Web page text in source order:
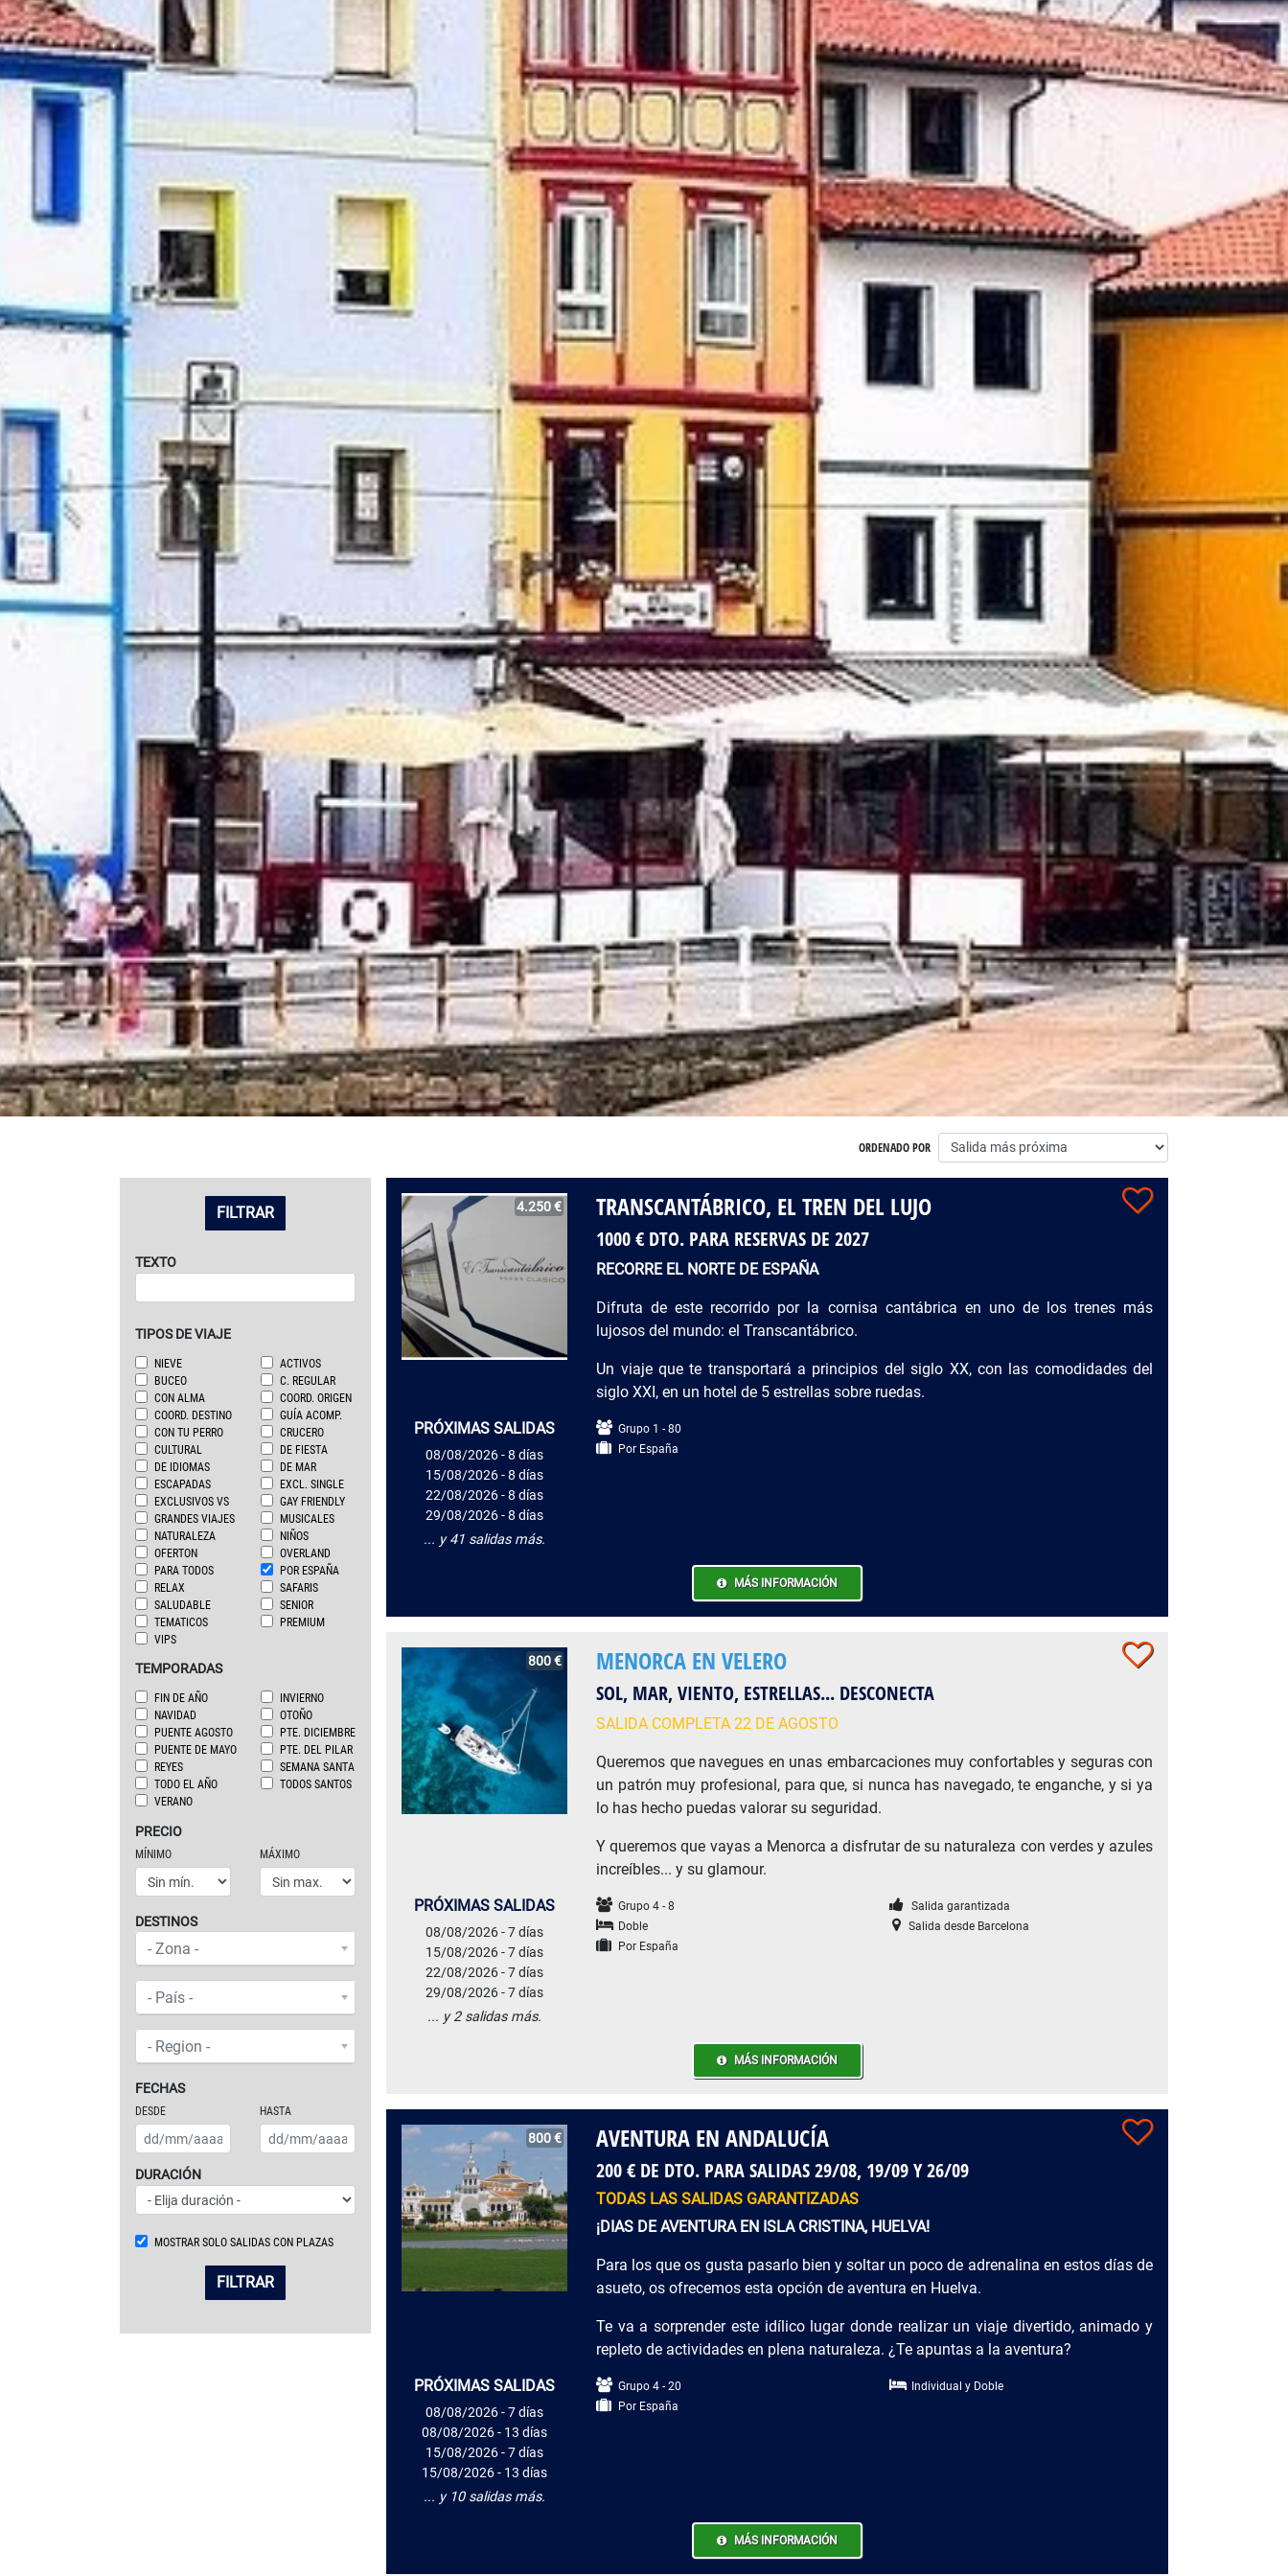
LISTADO DE VIAJES
ORDENADO POR
FILTRAR
TEXTO
TIPOS DE VIAJE
NIEVE
ACTIVOS
BUCEO
C. REGULAR
CON ALMA
COORD. ORIGEN
COORD. DESTINO
GUÍA ACOMP.
CON TU PERRO
CRUCERO
CULTURAL
DE FIESTA
DE IDIOMAS
DE MAR
ESCAPADAS
EXCL. SINGLE
EXCLUSIVOS VS
GAY FRIENDLY
GRANDES VIAJES
MUSICALES
NATURALEZA
NIÑOS
OFERTON
OVERLAND
PARA TODOS
POR ESPAÑA
RELAX
SAFARIS
SALUDABLE
SENIOR
TEMATICOS
PREMIUM
VIPS
TEMPORADAS
FIN DE AÑO
INVIERNO
NAVIDAD
OTOÑO
PUENTE AGOSTO
PTE. DICIEMBRE
PUENTE DE MAYO
PTE. DEL PILAR
REYES
SEMANA SANTA
TODO EL AÑO
TODOS SANTOS
VERANO
PRECIO
MÍNIMO MÁXIMO
DESTINOS
ZONAS O CONTINENTES
- Zona -
- País -
REGIÓN
- Region -
FECHAS
DESDE HASTA
DURACIÓN
MOSTRAR SOLO SALIDAS CON PLAZAS
FILTRAR
4.250 € TRANSCANTÁBRICO, EL TREN DEL LUJO
1000 € DTO. PARA RESERVAS DE 2027
RECORRE EL NORTE DE ESPAÑA
Difruta de este recorrido por la cornisa cantábrica en uno de los trenes más
lujosos del mundo: el Transcantábrico.
Un viaje que te transportará a principios del siglo XX, con las comodidades del
siglo XXI, en un hotel de 5 estrellas sobre ruedas.
Grupo 1 - 80
Por España
PRÓXIMAS SALIDAS
08/08/2026 - 8 días
15/08/2026 - 8 días
22/08/2026 - 8 días
29/08/2026 - 8 días
... y 41 salidas más.
MÁS INFORMACIÓN
800 € MENORCA EN VELERO
SOL, MAR, VIENTO, ESTRELLAS... DESCONECTA
SALIDA COMPLETA 22 DE AGOSTO
Queremos que navegues en unas embarcaciones muy confortables y seguras con
un patrón muy profesional, para que, si nunca has navegado, te enganche, y si ya
lo has hecho puedas valorar su seguridad.
Y queremos que vayas a Menorca a disfrutar de su naturaleza con verdes y azules
increíbles... y su glamour.
Grupo 4 - 8
Salida garantizada
Doble
Salida desde Barcelona
Por España
PRÓXIMAS SALIDAS
08/08/2026 - 7 días
15/08/2026 - 7 días
22/08/2026 - 7 días
29/08/2026 - 7 días
... y 2 salidas más.
MÁS INFORMACIÓN
800 € AVENTURA EN ANDALUCÍA
200 € DE DTO. PARA SALIDAS 29/08, 19/09 Y 26/09
TODAS LAS SALIDAS GARANTIZADAS
¡DIAS DE AVENTURA EN ISLA CRISTINA, HUELVA!
Para los que os gusta pasarlo bien y soltar un poco de adrenalina en estos días de
asueto, os ofrecemos esta opción de aventura en Huelva.
Te va a sorprender este idílico lugar donde realizar un viaje divertido, animado y
repleto de actividades en plena naturaleza. ¿Te apuntas a la aventura?
Grupo 4 - 20
Individual y Doble
Por España
PRÓXIMAS SALIDAS
08/08/2026 - 7 días
08/08/2026 - 13 días
15/08/2026 - 7 días
15/08/2026 - 13 días
... y 10 salidas más.
MÁS INFORMACIÓN